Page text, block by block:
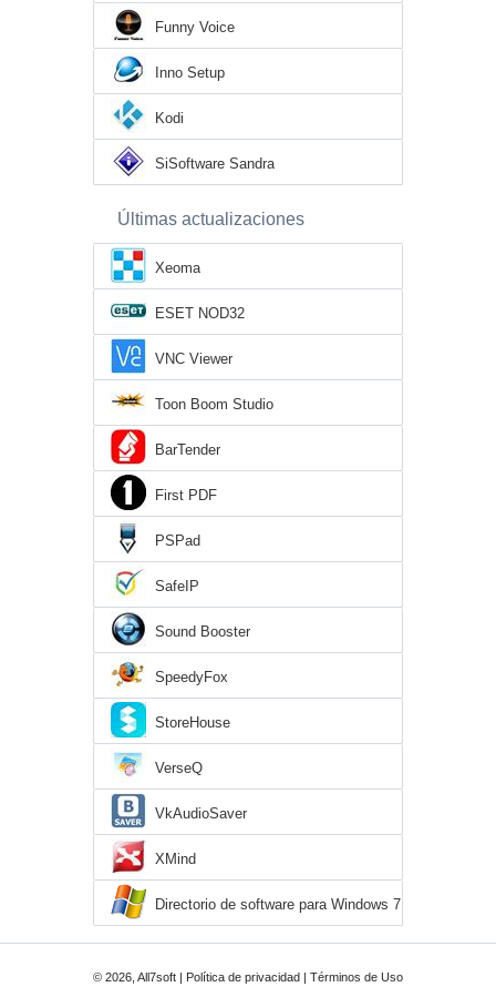
Funny Voice
Inno Setup
Kodi
SiSoftware Sandra
Últimas actualizaciones
Xeoma
ESET NOD32
VNC Viewer
Toon Boom Studio
BarTender
First PDF
PSPad
SafeIP
Sound Booster
SpeedyFox
StoreHouse
VerseQ
VkAudioSaver
XMind
Directorio de software para Windows 7
© 2026, All7soft | Política de privacidad | Términos de Uso